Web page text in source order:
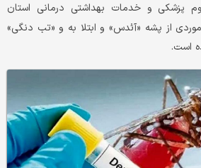
پزشکی و خدمات بهداشتی درمانی استان
از پشه «آئدس» و ابتلا به و «تب‌ دنگی»
است.